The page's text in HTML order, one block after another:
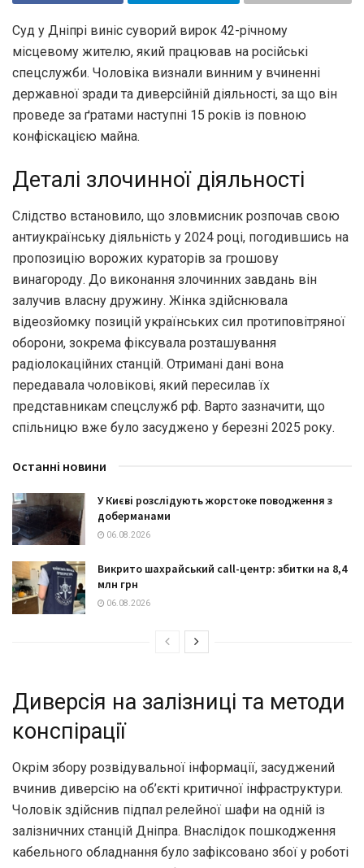
Суд у Дніпрі виніс суворий вирок 42-річному
місцевому жителю, який працював на російські
спецслужби. Чоловіка визнали винним у вчиненні
державної зради та диверсійній діяльності, за що він
проведе за ґратами наступні 15 років із повною
конфіскацією майна.
Деталі злочинної діяльності
Слідство встановило, що зловмисник розпочав свою
антиукраїнську діяльність у 2024 році, погодившись на
пропозицію ворожих кураторів за грошову
винагороду. До виконання злочинних завдань він
залучив власну дружину. Жінка здійснювала
відеозйомку позицій українських сил протиповітряної
оборони, зокрема фіксувала розташування
радіолокаційних станцій. Отримані дані вона
передавала чоловікові, який пересилав їх
представникам спецслужб рф. Варто зазначити, що
спільницю вже було засуджено у березні 2025 року.
Останні новини
У Києві розслідують жорстоке поводження з
доберманами
06.08.2026
Викрито шахрайський call-центр: збитки на 8,4
млн грн
06.08.2026
Диверсія на залізниці та методи
конспірації
Окрім збору розвідувальної інформації, засуджений
вчинив диверсію на об’єкті критичної інфраструктури.
Чоловік здійснив підпал релейної шафи на одній із
залізничних станцій Дніпра. Внаслідок пошкодження
кабельного обладнання було зафіксовано збої у роботі